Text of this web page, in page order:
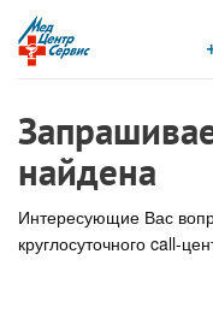
найдена
Интересующие Вас
круглосуточного call-